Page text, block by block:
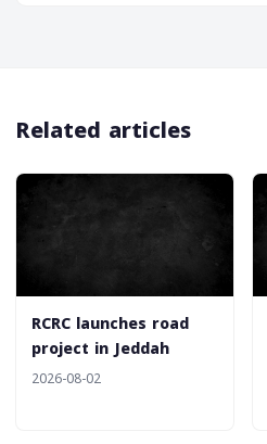
Related articles
‎RCRC launches road
project in Jeddah
2026-08-02